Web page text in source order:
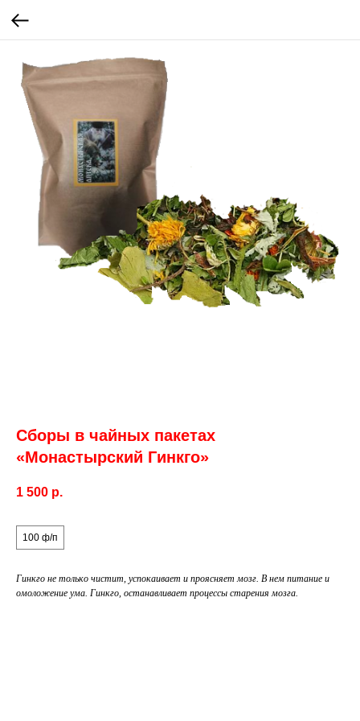
Сборы в чайных пакетах
«Монастырский Гинкго»
1 500 р.
100 ф/п
Гинкго не только чистит, успокаивает и проясняет мозг. В нем питание и
омоложение ума. Гинкго, останавливает процессы старения мозга.